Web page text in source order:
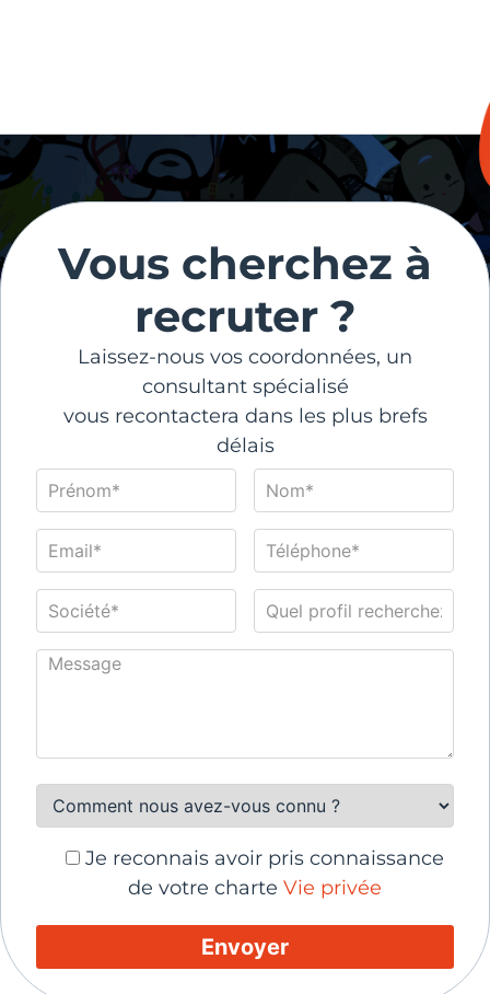
Vous cherchez à
recruter ?
Laissez-nous vos coordonnées, un
consultant spécialisé
vous recontactera dans les plus brefs
délais
Je reconnais avoir pris connaissance
de votre charte Vie privée